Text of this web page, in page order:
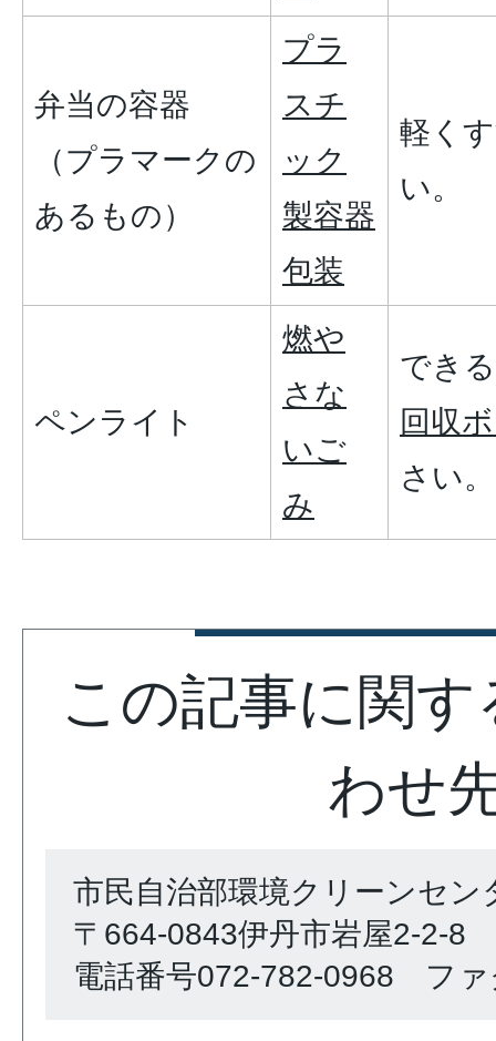
弁当の容器
（プラマークの
あるもの）
プラ
スチ
ック
製容器
包装
軽く
い。
ペンライト
燃や
さな
いご
み
でき
回収
さい。
この記事に関
わせ
市民自治部環境クリーンセン
〒664-0843伊丹市岩屋2-2-8
電話番号072-782-0968 ファ